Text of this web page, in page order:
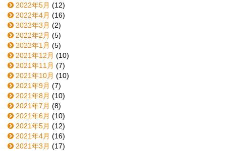
2022年5月 (12)
2022年4月 (16)
2022年3月 (2)
2022年2月 (5)
2022年1月 (5)
2021年12月 (10)
2021年11月 (7)
2021年10月 (10)
2021年9月 (7)
2021年8月 (10)
2021年7月 (8)
2021年6月 (10)
2021年5月 (12)
2021年4月 (16)
2021年3月 (17)